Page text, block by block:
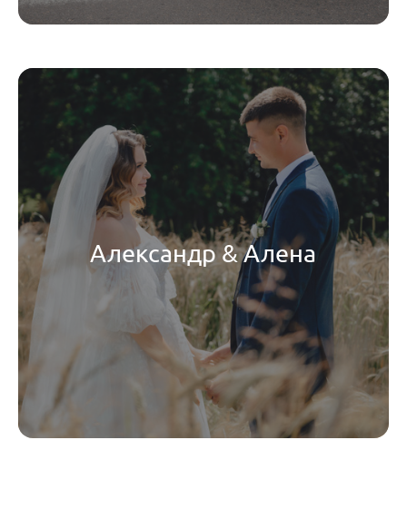
Александр & Алена